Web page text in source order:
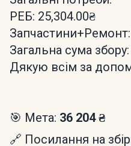
РЕБ: 25,304.00₴
Загальна сума
Дякую всім за
🎯 Мета: 36 204 ₴
🔗 Посилання на